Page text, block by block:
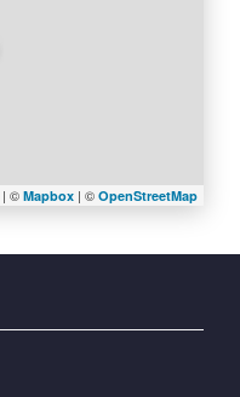
| © Mapbox | © OpenStreetMap